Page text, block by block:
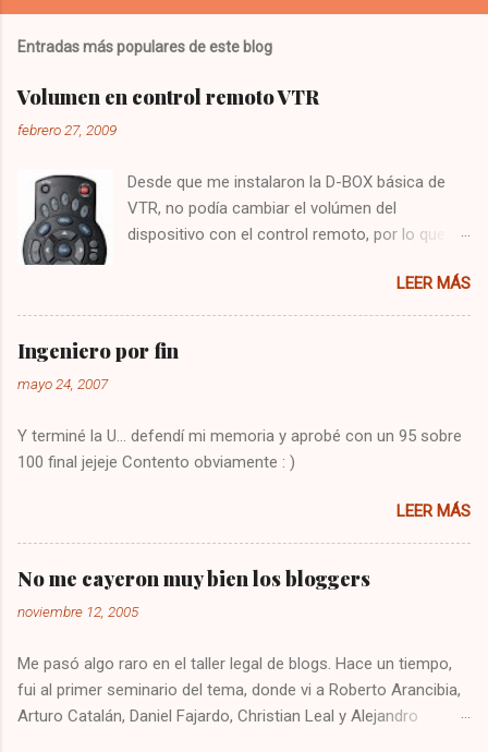
Entradas más populares de este blog
Volumen en control remoto VTR
febrero 27, 2009
Desde que me instalaron la D-BOX básica de
VTR, no podía cambiar el volúmen del
dispositivo con el control remoto, por lo que
audio, y el de VTR para cambiar los canales,
algo bastante molesto. Hoy me puse a buscar
en google y encontré la solución : Presionar
una vez la tecla CBL Presionar sin soltar la
Dejo constancia de la solución por si alguien
más tiene el mismo problema, y también para
LEER MÁS
Ingeniero por fin
mayo 24, 2007
Y terminé la U... defendí mi memoria y aprobé con un 95 sobre
100 final jejeje Contento obviamente : )
LEER MÁS
No me cayeron muy bien los bloggers
noviembre 12, 2005
Me pasó algo raro en el taller legal de blogs. Hace un tiempo,
fui al primer seminario del tema, donde vi a Roberto Arancibia,
Arturo Catalán, Daniel Fajardo, Christian Leal y Alejandro